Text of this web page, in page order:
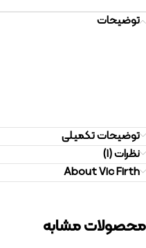
توضیحات
توضیحات تکمیلی
نظرات (1)
About Vic Firth
محصولات مشابه